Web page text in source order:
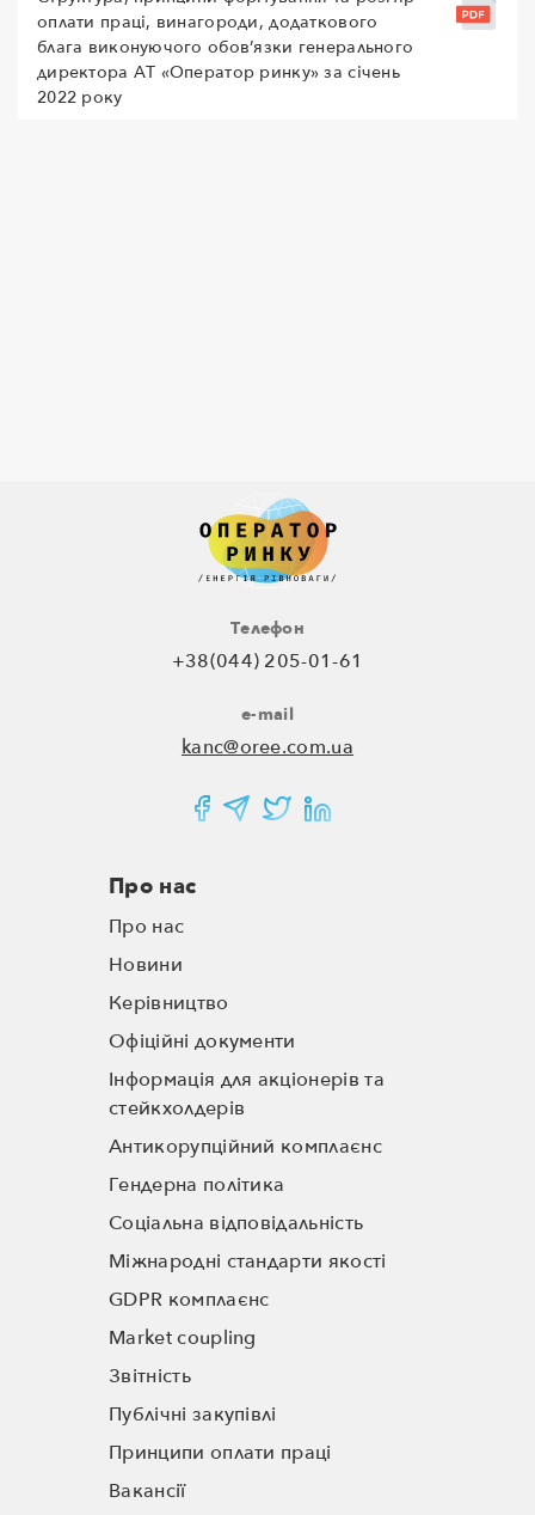
оплати праці, винагороди, додаткового
блага виконуючого обов’язки генерального
директора АТ «Оператор ринку» за січень
2022 року
Телефон
+38(044) 205-01-61
e-mail
kanc@oree.com.ua
Про нас
Про нас
Новини
Керівництво
Офіційні документи
Інформація для акціонерів та
стейкхолдерів
Антикорупційний комплаєнс
Гендерна політика
Соціальна відповідальність
Міжнародні стандарти якості
GDPR комплаєнс
Market coupling
Звітність
Публічні закупівлі
Принципи оплати праці
Вакансії